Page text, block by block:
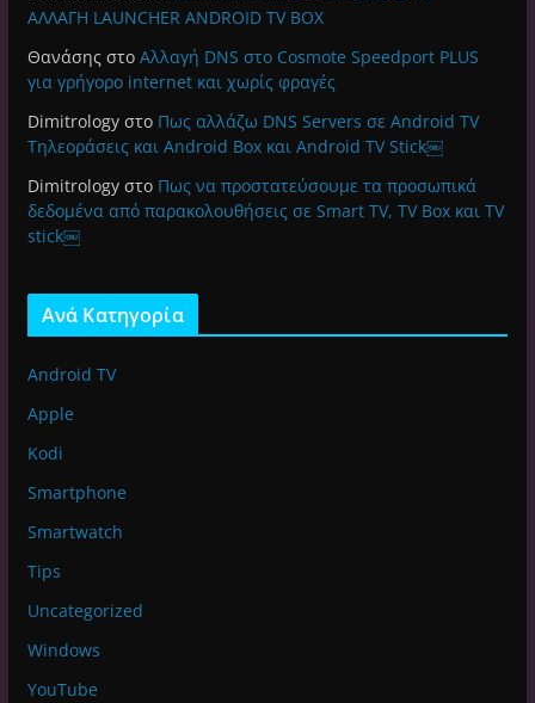
ΑΛΛΑΓΗ LAUNCHER ANDROID TV BOX
Θανάσηςστο Αλλαγή DNS στο Cosmote Speedport PLUS
για γρήγορο internet και χωρίς φραγές
Dimitrologyστο Πως αλλάζω DNS Servers σε Android TV
Τηλεοράσεις και Android Box και Android TV Stick￼
Dimitrologyστο Πως να προστατεύσουμε τα προσωπικά
δεδομένα από παρακολουθήσεις σε Smart TV, TV Box και TV
stick￼
Ανά Κατηγορία
Android TV
Apple
Kodi
Smartphone
Smartwatch
Tips
Uncategorized
Windows
YouTube